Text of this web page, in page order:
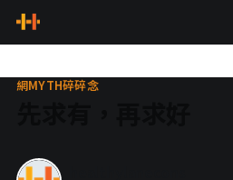
網MYTH碎碎念